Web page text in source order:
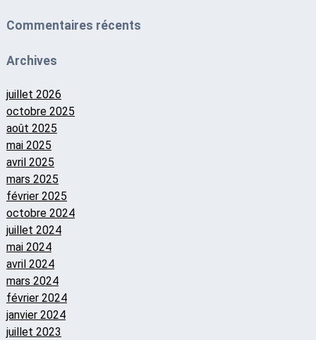
Commentaires récents
Archives
juillet 2026
octobre 2025
août 2025
mai 2025
avril 2025
mars 2025
février 2025
octobre 2024
juillet 2024
mai 2024
avril 2024
mars 2024
février 2024
janvier 2024
juillet 2023